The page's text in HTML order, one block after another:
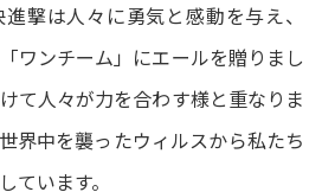
撃は人々に勇気と感動を与え、
ワンチーム」にエールを贈りまし
て人々が力を合わす様と重なりま
界中を襲ったウィルスから私たち
ています。